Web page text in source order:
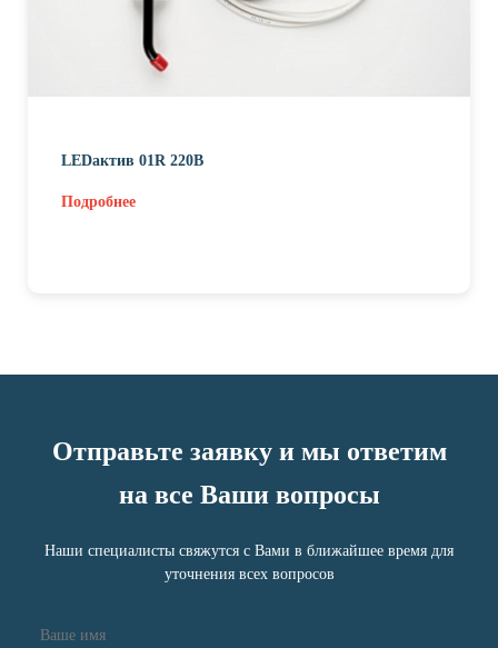
LEDактив 01R 220В
Подробнее
Отправьте заявку и мы ответим
на все Ваши вопросы
Наши специалисты свяжутся с Вами в ближайшее время для
уточнения всех вопросов